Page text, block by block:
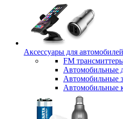
Аксессуары для автомобилей
FM
Автомобильные
Автомобильные
Автомобильные